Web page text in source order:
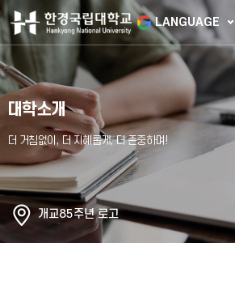
LANGUAGE
대학소개
개교85주년 로고